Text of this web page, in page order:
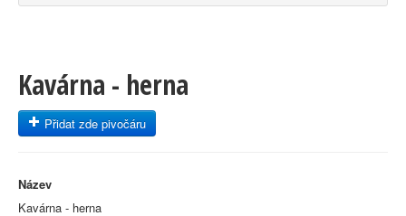
Kavárna - herna
Přidat zde pivočáru
Název
Kavárna - herna